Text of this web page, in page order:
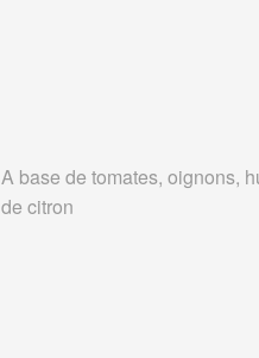
A base de tomates, oignons,
de citron